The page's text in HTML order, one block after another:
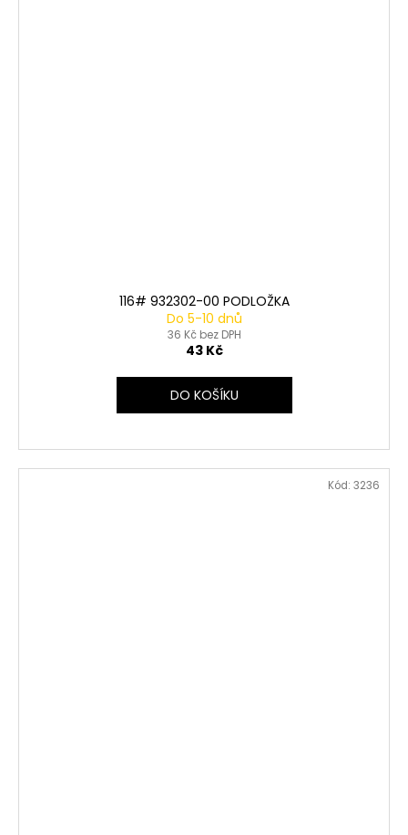
116# 932302-00 PODLOŽKA
Do 5-10 dnů
36 Kč bez DPH
43 Kč
DO KOŠÍKU
Kód: 3236